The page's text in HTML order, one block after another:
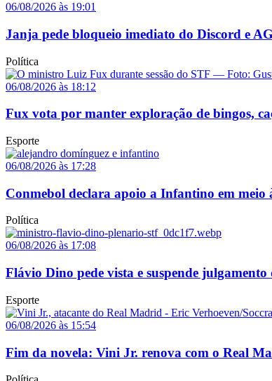
06/08/2026 às 19:01
Janja pede bloqueio imediato do Discord e
Política
06/08/2026 às 18:12
Fux vota por manter exploração de bingos,
Esporte
06/08/2026 às 17:28
Conmebol declara apoio a Infantino em meio
Política
06/08/2026 às 17:08
Flávio Dino pede vista e suspende
Esporte
06/08/2026 às 15:54
Fim da novela: Vini Jr. renova com o Real